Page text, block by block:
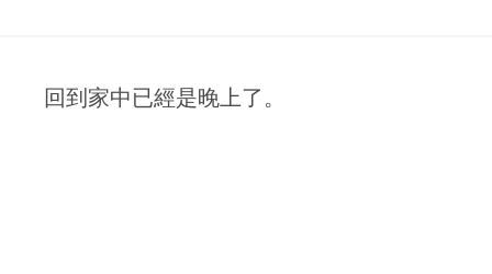
回到家中已經是晚上了。